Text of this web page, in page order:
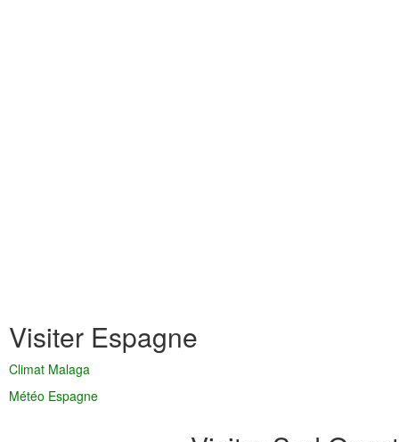
Visiter Espagne
Climat Malaga
Météo Espagne